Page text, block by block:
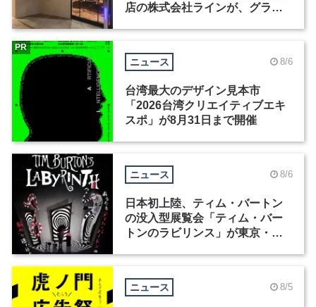
店の株式会社ラインが、グラフ
ニュース 8/6
台湾最大のデザイン見本市
「2026台湾クリエイティブエキ
スポ」が8月31日まで開催
PR
ニュース 8/6
日本初上陸、ティム・バートン
の没入型展覧会「ティム・バー
トンのラビリンス」が東京・豊
ニュース 8/5